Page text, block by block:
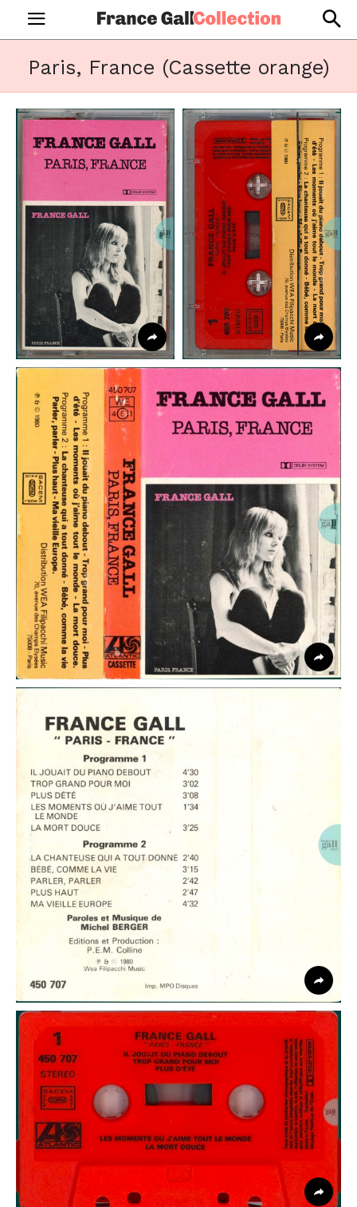
Paris, France (Cassette orange)